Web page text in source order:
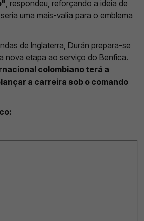
, respondeu, reforçando a ideia de
uma mais-valia para o emblema
de Inglaterra, Durán prepara-se
nova etapa ao serviço do Benfica.
colombiano terá a
a carreira sob o comando